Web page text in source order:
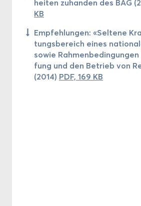
hei­ten zu­han­den des BAG
KB
Emp­feh­lun­gen: «Sel­te­ne
tungs­be­reich eines
sowie
fung und den Be­trieb von
(2014) PDF, 169 KB